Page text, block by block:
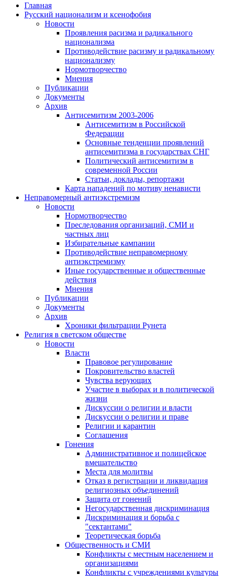
Главная
Русский национализм и ксенофобия
Новости
Проявления расизма и радикального
национализма
Противодействие расизму и радикальному
национализму
Нормотворчество
Мнения
Публикации
Документы
Архив
Антисемитизм 2003-2006
Антисемитизм в Российской
Федерации
Основные тенденции проявлений
антисемитизма в государствах СНГ
Политический антисемитизм в
современной России
Статьи, доклады, репортажи
Карта нападений по мотиву ненависти
Неправомерный антиэкстремизм
Новости
Нормотворчество
Преследования организаций, СМИ и
частных лиц
Избирательные кампании
Противодействие неправомерному
антиэкстремизму
Иные государственные и общественные
действия
Мнения
Публикации
Документы
Архив
Хроники фильтрации Рунета
Религия в светском обществе
Новости
Власти
Правовое регулирование
Покровительство властей
Чувства верующих
Участие в выборах и в политической
жизни
Дискуссии о религии и власти
Дискуссии о религии и праве
Религии и карантин
Соглашения
Гонения
Административное и полицейское
вмешательство
Места для молитвы
Отказ в регистрации и ликвидация
религиозных объединений
Защита от гонений
Негосударственная дискриминация
Дискриминация и борьба с
"сектантами"
Теоретическая борьба
Общественность и СМИ
Конфликты с местным населением и
организациями
Конфликты с учреждениями культуры